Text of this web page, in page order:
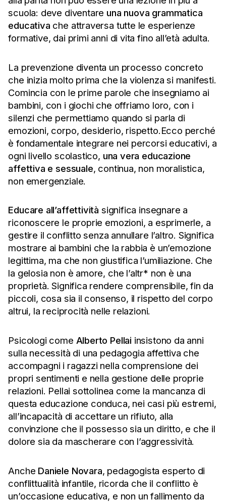
scuola: deve diventare una nuova grammatica
educativa che attraversa tutte le esperienze
formative, dai primi anni di vita fino all’età adulta.
La prevenzione diventa un processo concreto
che inizia molto prima che la violenza si manifesti.
Comincia con le prime parole che insegniamo ai
bambini, con i giochi che offriamo loro, con i
silenzi che permettiamo quando si parla di
emozioni, corpo, desiderio, rispetto.Ecco perché
è fondamentale integrare nei percorsi educativi, a
ogni livello scolastico, una vera educazione
affettiva e sessuale, continua, non moralistica,
non emergenziale.
Educare all’affettività significa insegnare a
riconoscere le proprie emozioni, a esprimerle, a
gestire il conflitto senza annullare l’altro. Significa
mostrare ai bambini che la rabbia è un’emozione
legittima, ma che non giustifica l’umiliazione. Che
la gelosia non è amore, che l’altr* non è una
proprietà. Significa rendere comprensibile, fin da
piccoli, cosa sia il consenso, il rispetto del corpo
altrui, la reciprocità nelle relazioni.
Psicologi come Alberto Pellai insistono da anni
sulla necessità di una pedagogia affettiva che
accompagni i ragazzi nella comprensione dei
propri sentimenti e nella gestione delle proprie
relazioni. Pellai sottolinea come la mancanza di
questa educazione conduca, nei casi più estremi,
all’incapacità di accettare un rifiuto, alla
convinzione che il possesso sia un diritto, e che il
dolore sia da mascherare con l’aggressività.
Anche Daniele Novara, pedagogista esperto di
conflittualità infantile, ricorda che il conflitto è
un’occasione educativa, e non un fallimento da